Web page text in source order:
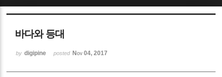
바다와 등대
by digipine posted Nov 04, 2017
Sketchbook5, 스케치북5